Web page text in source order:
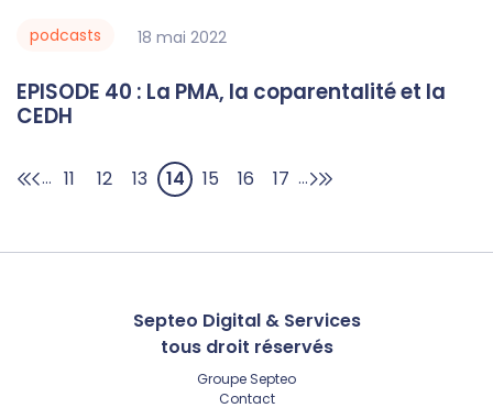
EPISODE 40 : La PMA, la coparentalité et la
CEDH
18 mai 2022
podcasts
... 11 12 13 14 15 16 17 ...
Septeo Digital & Services
tous droit réservés
Groupe Septeo
Contact